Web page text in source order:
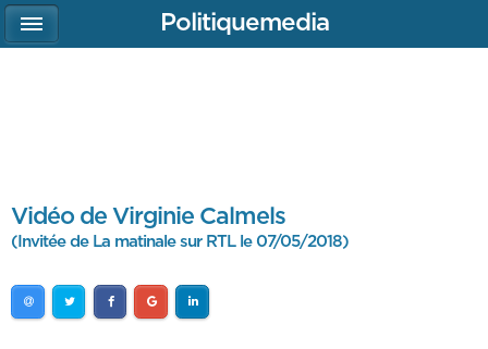
Vidéo de Virginie Calmels
(Invitée de La matinale sur RTL le 07/05/2018)
Politiquemedia